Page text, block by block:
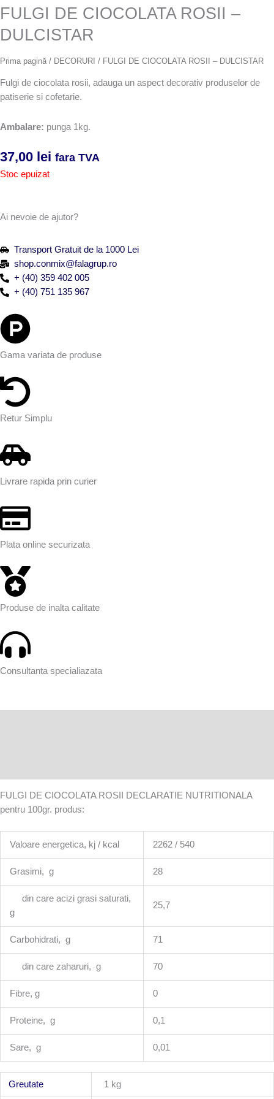
FULGI DE CIOCOLATA ROSII –
DULCISTAR
Prima pagină / DECORURI / FULGI DE CIOCOLATA ROSII – DULCISTAR
Fulgi de ciocolata rosii, adauga un aspect decorativ produselor de
patiserie si cofetarie.
Ambalare: punga 1kg.
37,00 lei fara TVA
Stoc epuizat
Ai nevoie de ajutor?
Transport Gratuit de la 1000 Lei
shop.conmix@falagrup.ro
+ (40) 359 402 005
+ (40) 751 135 967
Gama variata de produse
Retur Simplu
Livrare rapida prin curier
Plata online securizata
Produse de inalta calitate
Consultanta specialiazata
FULGI DE CIOCOLATA ROSII DECLARATIE NUTRITIONALA
pentru 100gr. produs:
Valoare energetica, kj / kcal 2262 / 540
Grasimi, g 28
din care acizi grasi saturati,
g
25,7
Carbohidrati, g 71
din care zaharuri, g 70
Fibre, g 0
Proteine, g 0,1
Sare, g 0,01
Greutate 1 kg